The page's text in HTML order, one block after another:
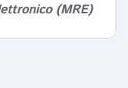
(MRE)